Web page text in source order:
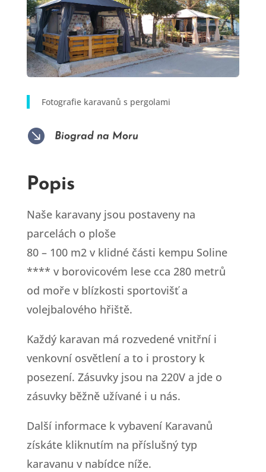
Fotografie karavanů s pergolami
 Biograd na Moru
Popis
Naše karavany jsou postaveny na
parcelách o ploše
80 – 100 m2 v klidné části kempu Soline
**** v borovicovém lese cca 280 metrů
od moře v blízkosti sportovišť a
volejbalového hřiště.
Každý karavan má rozvedené vnitřní i
venkovní osvětlení a to i prostory k
posezení. Zásuvky jsou na 220V a jde o
zásuvky běžně užívané i u nás.
Další informace k vybavení Karavanů
získáte kliknutím na příslušný typ
karavanu v nabídce níže.